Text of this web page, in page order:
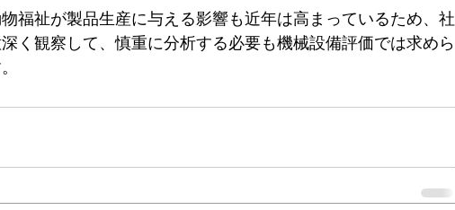
福祉が製品生産に与える影響も近年は高まっているため、社
く観察して、慎重に分析する必要も機械設備評価では求めら